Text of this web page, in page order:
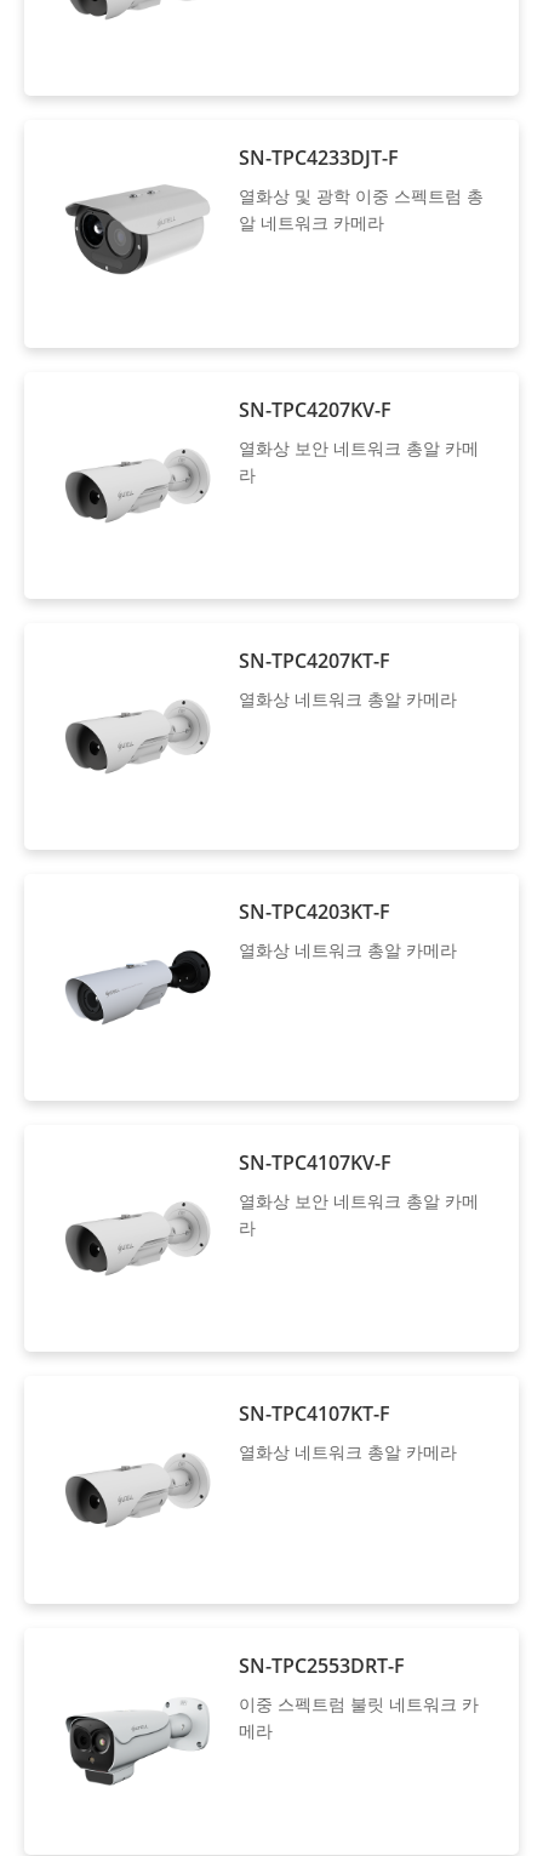
SN-TPC4233DJT-F
열화상 및 광학 이중 스펙트럼 총
알 네트워크 카메라
SN-TPC4207KV-F
열화상 보안 네트워크 총알 카메
라
SN-TPC4207KT-F
열화상 네트워크 총알 카메라
SN-TPC4203KT-F
열화상 네트워크 총알 카메라
SN-TPC4107KV-F
열화상 보안 네트워크 총알 카메
라
SN-TPC4107KT-F
열화상 네트워크 총알 카메라
SN-TPC2553DRT-F
이중 스펙트럼 불릿 네트워크 카
메라